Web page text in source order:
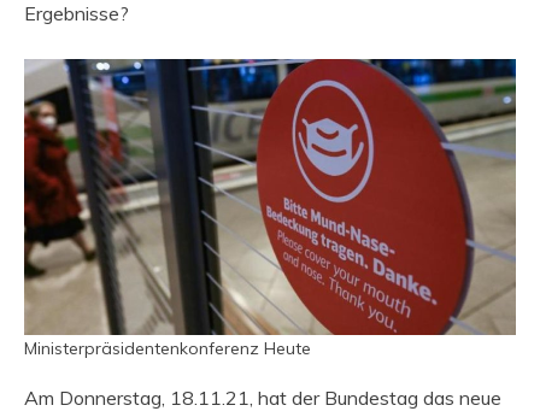
Ergebnisse?
Ministerpräsidentenkonferenz Heute
Am Donnerstag, 18.11.21, hat der Bundestag das neue